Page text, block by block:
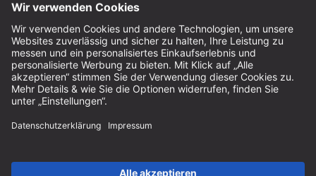
Impressum
AGB
Datenschutz
Cookie-Einstellungen
© 2026 sauter GmbH
* kostenloser Versand ab 150 Euro Bestellwert innerhalb
Deutschlands für die Standard-Paketgrößen - ausgenommen